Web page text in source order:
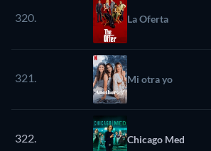
320. La Oferta
321. Mi otra yo
322. Chicago Med